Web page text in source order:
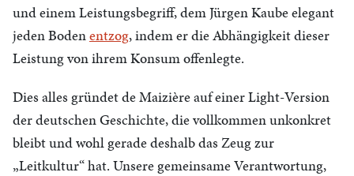
und einem Leistungsbegriff, dem Jürgen Kaube elegant
jeden Bodenentzog, indem er die Abhängigkeit dieser
Leistung von ihrem Konsum offenlegte.
Dies alles gründet de Maizière auf einer Light-Version
der deutschen Geschichte, die vollkommen unkonkret
bleibt und wohl gerade deshalb das Zeug zur
„Leitkultur“ hat. Unsere gemeinsame Verantwortung,